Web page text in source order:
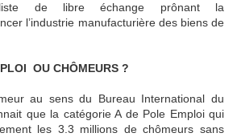
de libre échange prônant la
l’industrie manufacturière des biens de
OU CHÔMEURS ?
au sens du Bureau International du
que la catégorie A de Pole Emploi qui
les 3.3 millions de chômeurs sans